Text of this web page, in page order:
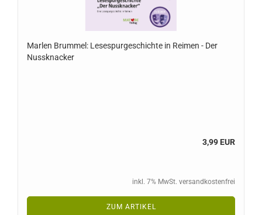
Marlen Brummel: Lesespurgeschichte in Reimen - Der
Nussknacker
3,99 EUR
inkl. 7% MwSt. versandkostenfrei
ZUM ARTIKEL